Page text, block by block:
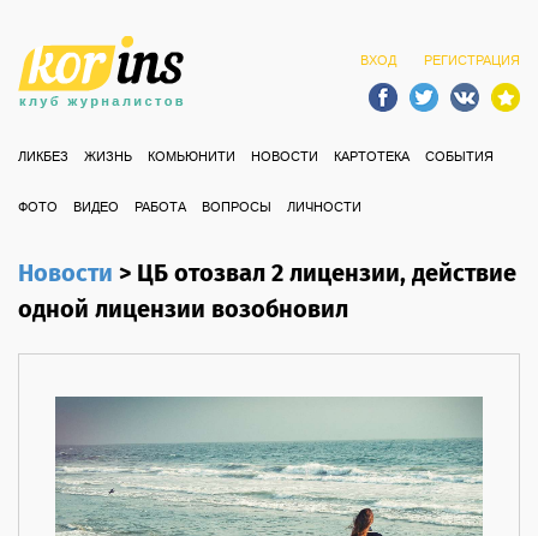
ВХОД РЕГИСТРАЦИЯ
ЛИКБЕЗ ЖИЗНЬ КОМЬЮНИТИ НОВОСТИ КАРТОТЕКА СОБЫТИЯ
ФОТО ВИДЕО РАБОТА ВОПРОСЫ ЛИЧНОСТИ
Новости>ЦБ отозвал 2 лицензии, действие
одной лицензии возобновил